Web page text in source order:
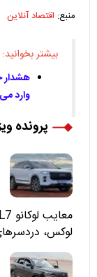
منبع: اقتصاد آنلاین
بیشتر بخوانید:
هشدار
وارد
پرونده
لوکس،